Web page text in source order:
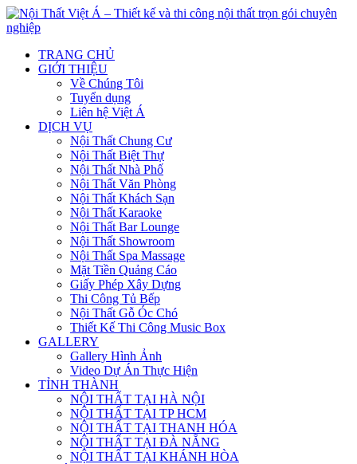
TRANG CHỦ
GIỚI THIỆU
Về Chúng Tôi
Tuyển dụng
Liên hệ Việt Á
DỊCH VỤ
Nội Thất Chung Cư
Nội Thất Biệt Thự
Nội Thất Nhà Phố
Nội Thất Văn Phòng
Nội Thất Khách Sạn
Nội Thất Karaoke
Nội Thất Bar Lounge
Nội Thất Showroom
Nội Thất Spa Massage
Mặt Tiền Quảng Cáo
Giấy Phép Xây Dựng
Thi Công Tủ Bếp
Nội Thất Gỗ Óc Chó
Thiết Kế Thi Công Music Box
GALLERY
Gallery Hình Ảnh
Video Dự Án Thực Hiện
TỈNH THÀNH
NỘI THẤT TẠI HÀ NỘI
NỘI THẤT TẠI TP HCM
NỘI THẤT TẠI THANH HÓA
NỘI THẤT TẠI ĐÀ NẴNG
NỘI THẤT TẠI KHÁNH HÒA